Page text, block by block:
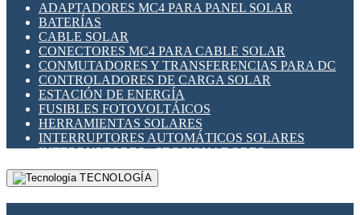
ADAPTADORES MC4 PARA PANEL SOLAR
BATERÍAS
CABLE SOLAR
CONECTORES MC4 PARA CABLE SOLAR
CONMUTADORES Y TRANSFERENCIAS PARA DC
CONTROLADORES DE CARGA SOLAR
ESTACIÓN DE ENERGÍA
FUSIBLES FOTOVOLTÁICOS
HERRAMIENTAS SOLARES
INTERRUPTORES AUTOMÁTICOS SOLARES
INTERRUPTORES - SECCIONADORES
FOTOVOLTÁICOS
MONTAJE PANEL SOLAR
TECNOLOGÍA